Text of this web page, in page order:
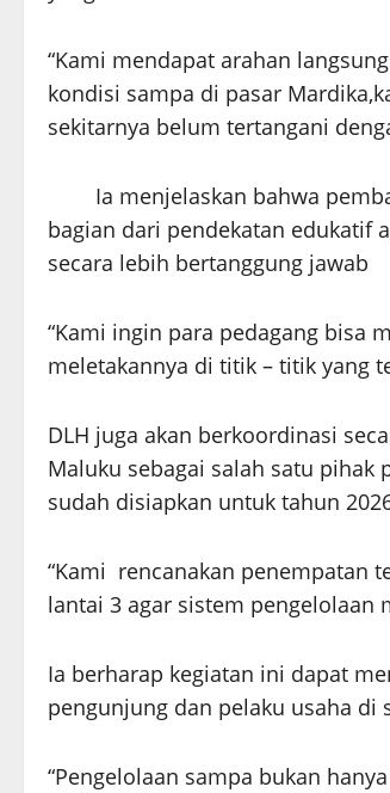
“Kami mendapat arahan
kondisi sampa di pasar
sekitarnya belum tertangani
Ia menjelaskan bahwa
bagian dari pendekatan edukatif
secara lebih bertanggung jawab
“Kami ingin para pedagang bisa
meletakannya di titik – titik yang
DLH juga akan berkoordinasi
Maluku sebagai salah satu pihak
sudah disiapkan untuk tahun
“Kami rencanakan penempatan
lantai 3 agar sistem pengelolaan
Ia berharap kegiatan ini dapat
pengunjung dan pelaku usaha di
“Pengelolaan sampa bukan